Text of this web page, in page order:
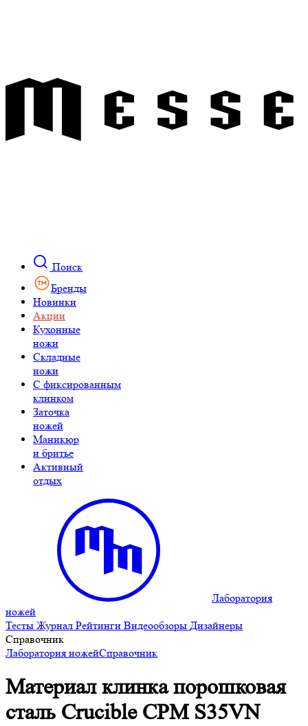
Поиск
Бренды
Новинки
Акции
Кухонные
ножи
Складные
ножи
C фиксированным
клинком
Заточка
ножей
Маникюр
и бритье
Активный
отдых
Лаборатория
ножей
Тесты Журнал Рейтинги Видеообзоры Дизайнеры
Справочник
Лаборатория ножейСправочник
Материал клинка порошковая
сталь Crucible CPM S35VN